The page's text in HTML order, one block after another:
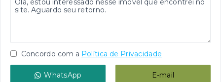
Concordo com a Política de Privacidade
WhatsApp E-mail